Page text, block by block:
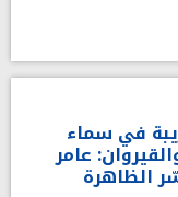
في سماء
عامر
الظاهرة